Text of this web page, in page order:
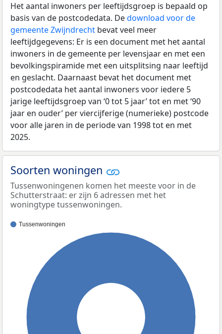
Het aantal inwoners per leeftijdsgroep is bepaald op
basis van de postcodedata. Dedownload voor de
gemeente Zwijndrecht bevat veel meer
leeftijdgegevens: Er is een document met het aantal
inwoners in de gemeente per levensjaar en met een
bevolkingspiramide met een uitsplitsing naar leeftijd
en geslacht. Daarnaast bevat het document met
postcodedata het aantal inwoners voor iedere 5
jarige leeftijdsgroep van ‘0 tot 5 jaar’ tot en met ‘90
jaar en ouder’ per viercijferige (numerieke) postcode
voor alle jaren in de periode van 1998 tot en met
2025.
Soorten woningen
Tussenwoningenen komen het meeste voor in de
Schutterstraat: er zijn 6 adressen met het
woningtype tussenwoningen.
Tussenwoningen